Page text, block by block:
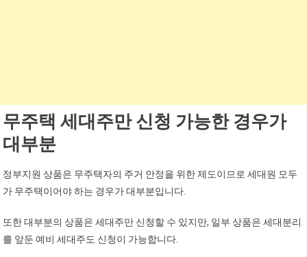
무주택 세대주만 신청 가능한 경우가
대부분
정부지원 상품은 무주택자의 주거 안정을 위한 제도이므로 세대원 모두
가 무주택이어야 하는 경우가 대부분입니다.
또한 대부분의 상품은 세대주만 신청할 수 있지만, 일부 상품은 세대분리
를 앞둔 예비 세대주도 신청이 가능합니다.